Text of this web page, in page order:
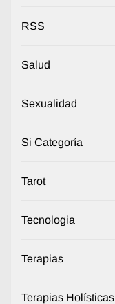
RSS
Salud
Sexualidad
Si Categoría
Tarot
Tecnologia
Terapias
Terapias Holísticas